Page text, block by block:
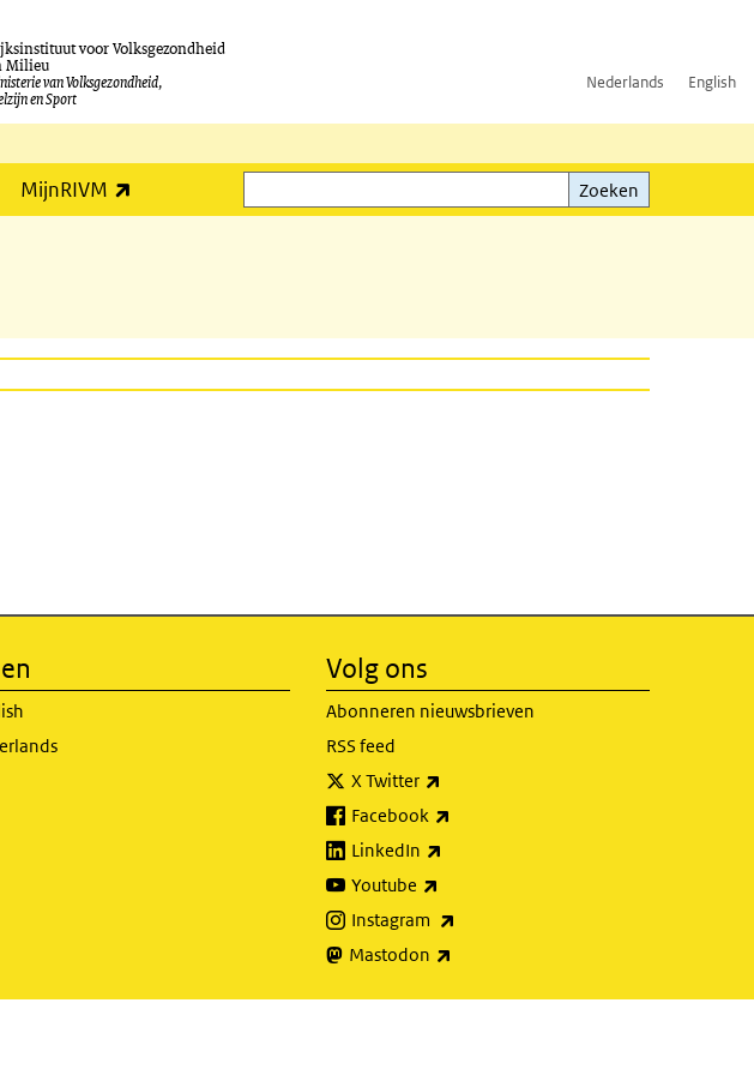
voor Volksgezondheid
Milieu
van Volksgezondheid,
en Sport
Nederlands English
MijnRIVM
Zoeken
Zoeken
Volg ons
Abonneren nieuwsbrieven
RSS feed
X Twitter
Facebook
LinkedIn
Youtube
Instagram
Mastodon